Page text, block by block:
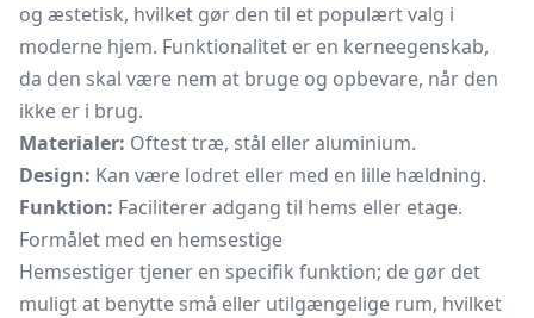
og æstetisk, hvilket gør den til et populært valg i
moderne hjem. Funktionalitet er en kerneegenskab,
da den skal være nem at bruge og opbevare, når den
ikke er i brug.
Materialer: Oftest træ, stål eller aluminium.
Design: Kan være lodret eller med en lille hældning.
Funktion: Faciliterer adgang til hems eller etage.
Formålet med en hemsestige
Hemsestiger tjener en specifik funktion; de gør det
muligt at benytte små eller utilgængelige rum, hvilket